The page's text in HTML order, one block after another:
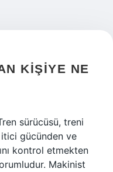
KIŞIYE NE
sürücüsü, treni
gücünden ve
kontrol etmekten
Makinist